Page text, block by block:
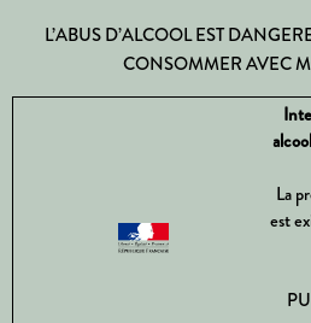
L’ABUS D’ALCOOL EST
CONSOMMER AVEC
La
est